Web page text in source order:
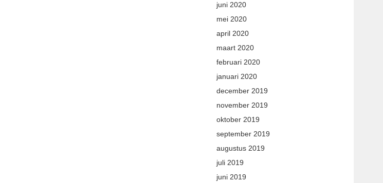
juni 2020
mei 2020
april 2020
maart 2020
februari 2020
januari 2020
december 2019
november 2019
oktober 2019
september 2019
augustus 2019
juli 2019
juni 2019